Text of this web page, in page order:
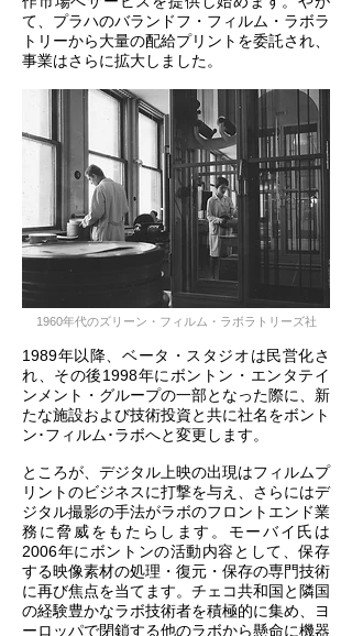
て、プラハのバランドフ・フィルム・ラボラ
トリーから大量の配給プリントを委託され、
事業はさらに拡大しました。
1960年代のズリーン・フィルム・ラボラトリーズ社
1989年以降、ベータ・スタジオは民営化さ
れ、その後1998年にボントン・エンタテイ
ンメント・グループの一部となった際に、新
たな施設および技術投資と共に社名をボント
ン･フィルム･ラボへと変更します。
ところが、デジタル上映の出現はフィルムプ
リントのビジネスに打撃を与え、さらにはデ
ジタル撮影の手法がラボのフロントエンド業
務に脅威をもたらします。モーバイ氏は
2006年にボントンの活動内容として、保存
する映像素材の処理・復元・保存の専門技術
に再び焦点を当てます。チェコ共和国と隣国
の経験豊かなラボ技術者を積極的に集め、ヨ
ーロッパで閉鎖する他のラボから懸命に機器